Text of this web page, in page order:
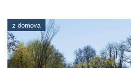
z domova